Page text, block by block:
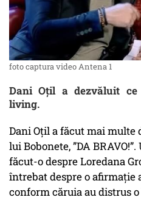
foto captura video Antena 1
Dani Oțil a dezvăluit
living.
Dani Oțil a făcut mai
lui Bobonete, ”DA
făcut-o despre Loredana
întrebat despre o afirmație
conform căruia au distrus o